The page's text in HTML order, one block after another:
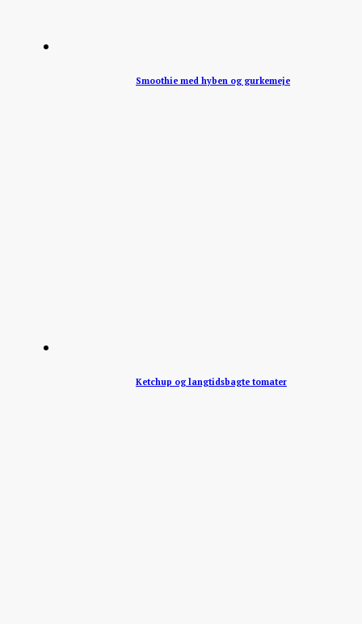
Smoothie med hyben og gurkemeje
Ketchup og langtidsbagte tomater